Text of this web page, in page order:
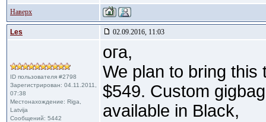
Наверх
Les 02.09.2016, 11:03
ID пользователя #2798
Зарегистрирован: 04.11.2011,
07:38
Местонахождение: Riga,
Latvija
Сообщений: 5442
ога,
We plan to bring this
$549. Custom
available in Black,